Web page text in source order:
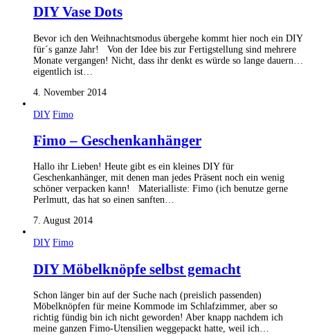
DIY Vase Dots
Bevor ich den Weihnachtsmodus übergehe kommt hier noch ein DIY
für´s ganze Jahr! Von der Idee bis zur Fertigstellung sind mehrere
Monate vergangen! Nicht, dass ihr denkt es würde so lange dauern…
eigentlich ist…
4. November 2014
DIY Fimo
Fimo – Geschenkanhänger
Hallo ihr Lieben! Heute gibt es ein kleines DIY für
Geschenkanhänger, mit denen man jedes Präsent noch ein wenig
schöner verpacken kann! Materialliste: Fimo (ich benutze gerne
Perlmutt, das hat so einen sanften…
7. August 2014
DIY Fimo
DIY Möbelknöpfe selbst gemacht
Schon länger bin auf der Suche nach (preislich passenden)
Möbelknöpfen für meine Kommode im Schlafzimmer, aber so
richtig fündig bin ich nicht geworden! Aber knapp nachdem ich
meine ganzen Fimo-Utensilien weggepackt hatte, weil ich…